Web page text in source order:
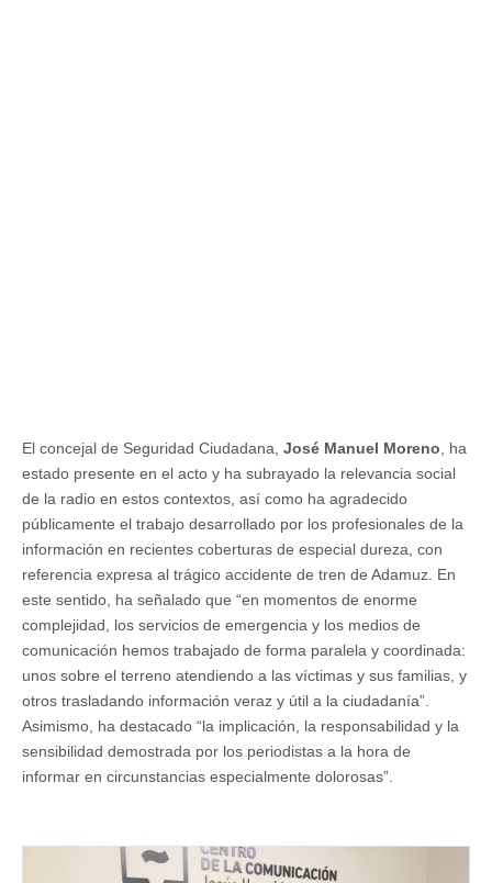
El concejal de Seguridad Ciudadana, José Manuel Moreno , ha
estado presente en el acto y ha subrayado la relevancia social
de la radio en estos contextos, así como ha agradecido
públicamente el trabajo desarrollado por los profesionales de la
información en recientes coberturas de especial dureza, con
referencia expresa al trágico accidente de tren de Adamuz. En
este sentido, ha señalado que “en momentos de enorme
complejidad, los servicios de emergencia y los medios de
comunicación hemos trabajado de forma paralela y coordinada:
unos sobre el terreno atendiendo a las víctimas y sus familias, y
otros trasladando información veraz y útil a la ciudadanía”.
Asimismo, ha destacado “la implicación, la responsabilidad y la
sensibilidad demostrada por los periodistas a la hora de
informar en circunstancias especialmente dolorosas”.